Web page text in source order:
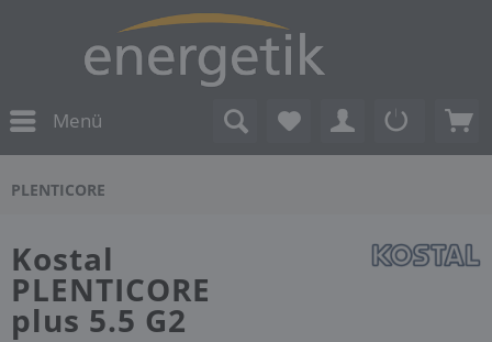
Menü
PLENTICORE
Kostal
PLENTICORE
plus 5.5 G2